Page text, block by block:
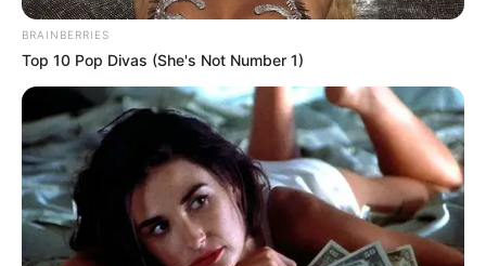
BRAINBERRIES
Top 10 Pop Divas (She's Not Number 1)